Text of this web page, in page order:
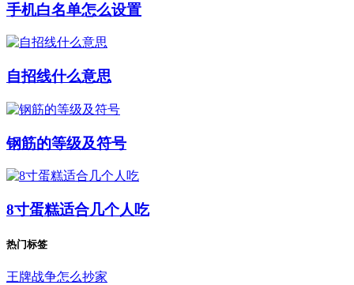
手机白名单怎么设置
自招线什么意思
钢筋的等级及符号
8寸蛋糕适合几个人吃
热门标签
王牌战争怎么抄家